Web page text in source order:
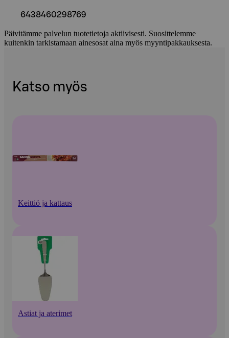
6438460298769
Päivitämme palvelun tuotetietoja aktiivisesti. Suosittelemme
kuitenkin tarkistamaan ainesosat aina myös myyntipakkauksesta.
Katso myös
Keittiö ja kattaus
Astiat ja aterimet